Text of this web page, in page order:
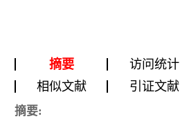
摘要 访问统计
相似文献
引证文献
摘要: